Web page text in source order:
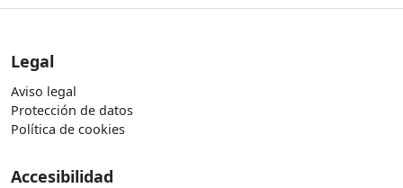
Legal
Aviso legal
Protección de datos
Política de cookies
Accesibilidad